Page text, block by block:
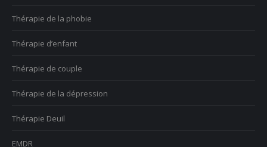
Thérapie de la phobie
Thérapie d’enfant
Thérapie de couple
Thérapie de la dépression
Thérapie Deuil
EMDR